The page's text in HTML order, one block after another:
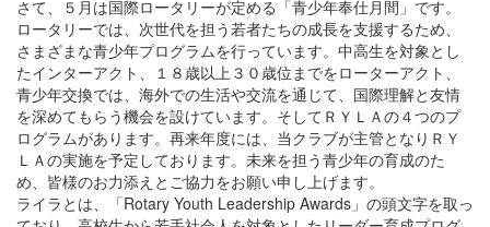
さて、５月は国際ロータリーが定める「青少年奉仕月間」です。
ロータリーでは、次世代を担う若者たちの成長を支援するため、
さまざまな青少年プログラムを行っています。中高生を対象とし
たインターアクト、１８歳以上３０歳位までをローターアクト、
青少年交換では、海外での生活や交流を通じて、国際理解と友情
を深めてもらう機会を設けています。そしてＲＹＬＡの４つのプ
ログラムがあります。再来年度には、当クラブが主管となりＲＹ
ＬＡの実施を予定しております。未来を担う青少年の育成のた
め、皆様のお力添えとご協力をお願い申し上げます。
ライラとは、「Rotary Youth Leadership Awards」の頭文字を取っ